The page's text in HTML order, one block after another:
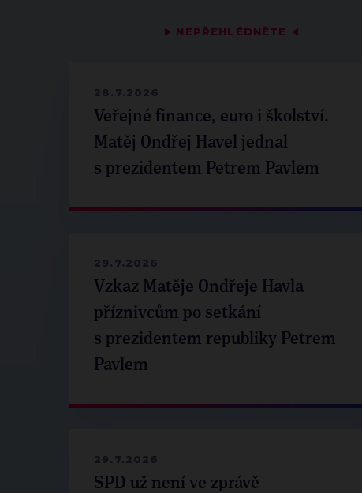
▶ NEPŘEHLÉDNĚTE ◀
28.7.2026
Veřejné finance, euro i školství.
Matěj Ondřej Havel jednal
s prezidentem Petrem Pavlem
29.7.2026
Vzkaz Matěje Ondřeje Havla
příznivcům po setkání
s prezidentem republiky Petrem
Pavlem
29.7.2026
SPD už není ve zprávě